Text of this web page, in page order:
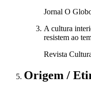
Jornal O
A cultura
resistem ao
Revista
Origem /